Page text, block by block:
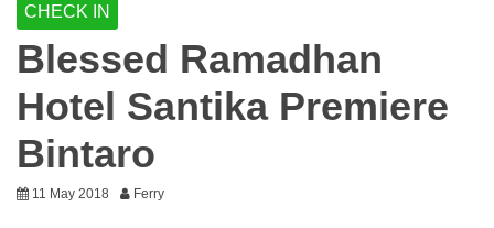
CHECK IN
Blessed Ramadhan
Hotel Santika Premiere
Bintaro
11 May 2018 Ferry